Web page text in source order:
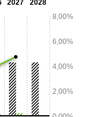
de flotas,
de